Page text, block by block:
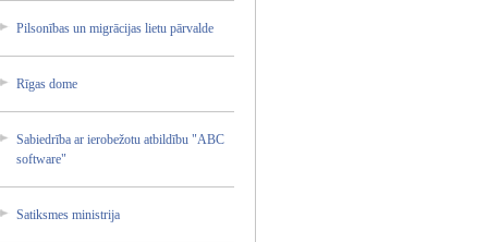
Pilsonī­bas un migrāci­jas lietu pārvald­e
Rīgas dome
Sabiedr­ība ar ierobež­otu atbildī­bu "ABC
softwar­e"
Satiksm­es ministr­ija